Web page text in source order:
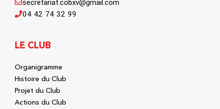
04 42 74 32 99
secretariat.cobxv@gmail.com
LE CLUB
Organigramme
Histoire du Club
Projet du Club
Actions du Club